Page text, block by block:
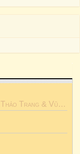
Thảo Trang & Vũ Ngọc Anh